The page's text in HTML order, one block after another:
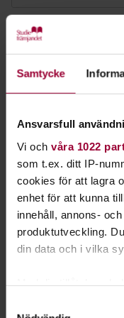
Samtycke
Ansvarsfull
Vi och våra 1022
som t.ex. ditt IP-
cookies för att lagra
enhet för att kunna
innehåll, annons-
produktutveckling.
din data och i vilka
Konsumtion
Lär dig mer om
köpval påverkar
ibland hela
Skåne län